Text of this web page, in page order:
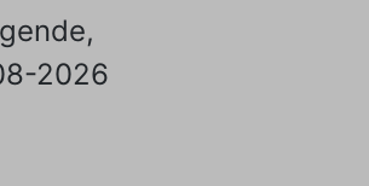
2026